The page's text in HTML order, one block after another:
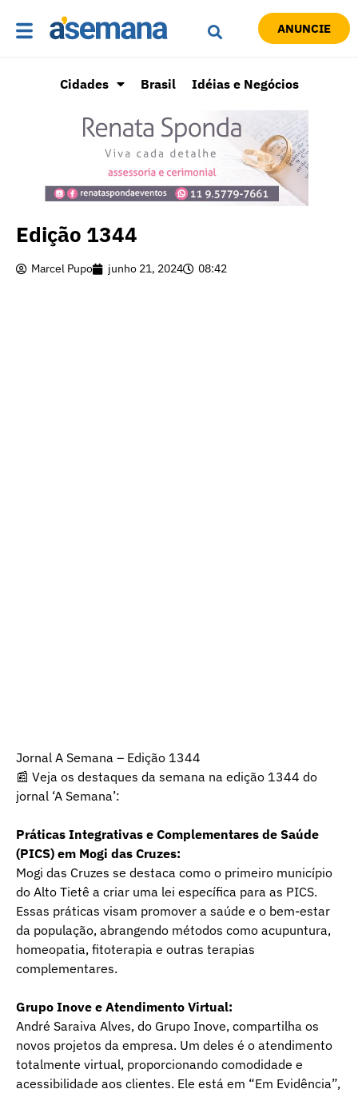
ANUNCIE
Cidades Brasil Idéias e Negócios
Edição 1344
Marcel Pupo junho 21, 2024 08:42
Jornal A Semana – Edição 1344
📰 Veja os destaques da semana na edição 1344 do
jornal ‘A Semana’:
Práticas Integrativas e Complementares de Saúde
(PICS) em Mogi das Cruzes:
Mogi das Cruzes se destaca como o primeiro município
do Alto Tietê a criar uma lei específica para as PICS.
Essas práticas visam promover a saúde e o bem-estar
da população, abrangendo métodos como acupuntura,
homeopatia, fitoterapia e outras terapias
complementares.
Grupo Inove e Atendimento Virtual:
André Saraiva Alves, do Grupo Inove, compartilha os
novos projetos da empresa. Um deles é o atendimento
totalmente virtual, proporcionando comodidade e
acessibilidade aos clientes. Ele está em “Em Evidência”,